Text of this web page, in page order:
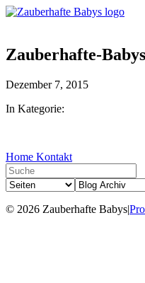
Zauberhafte-
Dezember 7, 2015
In Kategorie:
Home Kontakt
© 2026 Zauberhafte Babys|